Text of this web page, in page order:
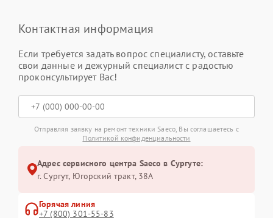
Контактная информация
Если требуется задать вопрос специалисту, оставьте
свои данные и дежурный специалист с радостью
проконсультирует Вас!
Отправляя заявку на ремонт техники Saeco, Вы соглашаетесь с
Политикой конфиденциальности
Адрес сервисного центра Saeco в Сургуте:
г. Сургут, Югорский тракт, 38А
Горячая линия
+7 (800) 301-55-83